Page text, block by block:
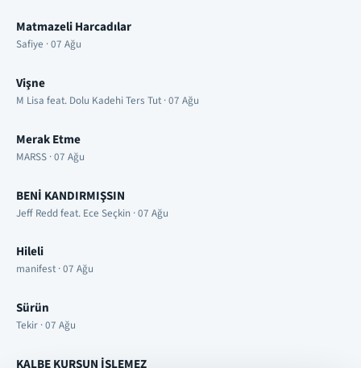
Matmazeli Harcadılar
Safiye · 07 Ağu
Vişne
M Lisa feat. Dolu Kadehi Ters Tut · 07 Ağu
Merak Etme
MARSS · 07 Ağu
BENİ KANDIRMIŞSIN
Jeff Redd feat. Ece Seçkin · 07 Ağu
Hileli
manifest · 07 Ağu
Sürün
Tekir · 07 Ağu
KALBE KURŞUN İŞLEMEZ